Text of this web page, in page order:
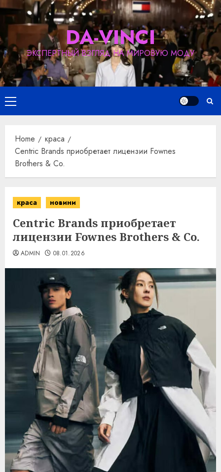
Skip
content
DA-VINCI
ЭКСПЕРТНЫЙ ВЗГЛЯД НА МИРОВУЮ МОДУ
Primary
Menu
Home
краса
Centric Brands приобретает лицензии Fownes
Brothers & Co.
краса новини
Centric Brands приобретает
лицензии Fownes Brothers & Co.
ADMIN 08.01.2026